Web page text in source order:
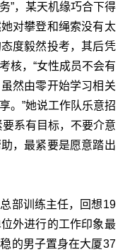
”，某天机缘巧合下得
对攀登和绳索没有太
度毅然投考，其后凭
核，“女性成员不会有
然由零开始学习相关
。”她说工作队乐意招
系有目标，不要介意
，最紧要是愿意踏出
部训练主任，回想19
外进行的工作印象最
的男子置身在大厦37